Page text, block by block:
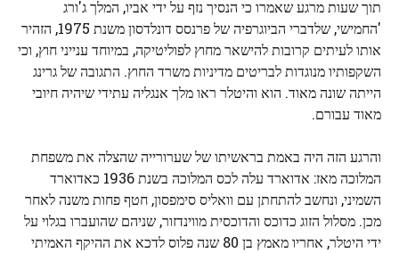
תוך שעות מרגע שאמרו כי הנסיך נזף על ידי אביו, המלך ג'ורג
'החמישי, שלדברי הביוגרפיה של פרנסס דונלדסון משנת 1975, הזהיר
אותו לעיתים קרובות להישאר מחוץ לפוליטיקה, במיוחד ענייני חוץ, וכי
השקפותיו מנוגדות לבריטים מדיניות משרד החוץ. התגובה של גרינג
הייתה שונה מאוד. הוא והיטלר ראו מלך אנגליה עתידי שיהיה חיובי
מאוד עבורם.
והרגע הזה היה באמת בראשיתו של שערורייה שהצלה את משפחת
המלוכה מאז: אדוארד עלה לכס המלוכה בשנת 1936 כאדוארד
השמיני, ונחשב להתחתן עם וואליס סימפסון, חטף פחות משנה לאחר
מכן. מסלול הזוג כדוכס והדוכסית מווינדזור, שניהם שהועברו בגלוי על
ידי היטלר, אחריו מאמץ בן 80 שנה פלוס לדכא את ההיקף האמיתי